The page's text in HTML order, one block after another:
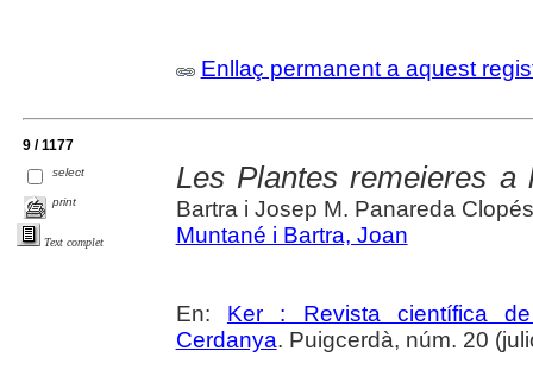
Enllaç permanent a aquest
9 / 1177
select
print
Text complet
Les Plantes remeieres
Bartra i Josep M. Panareda Clopés
Muntané i Bartra, Joan
En: Ker : Revista científica
Cerdanya. Puigcerdà, núm. 20